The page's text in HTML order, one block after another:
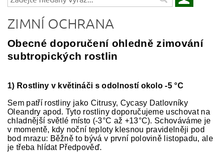
ZIMNÍ OCHRANA
Obecné doporučení ohledně zimování
subtropických rostlin
1) Rostliny v květináči s odolností okolo -5 °C
Sem patří rostliny jako Citrusy, Cycasy Datlovníky
Oleandry apod. Tyto rostliny doporučujeme uschovat na
chladnější světlé místo (-3°C až +13°C). Schováváme je
v momentě, kdy noční teploty klesnou pravidelněji pod
bod mrazu: Běžně to bývá v první polovině listopadu, ale
je třeba hlídat Předpověď.